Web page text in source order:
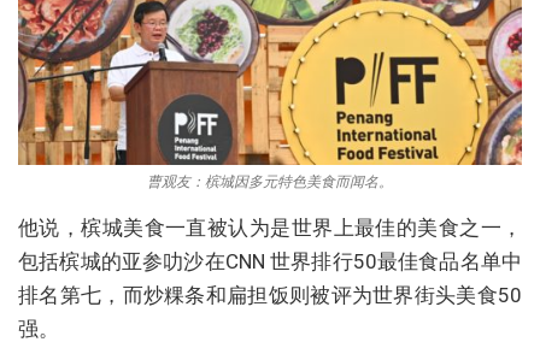
曹观友：槟城因多元特色美食而闻名。
他说，槟城美食一直被认为是世界上最佳的美食之一，
包括槟城的亚参叻沙在CNN 世界排行50最佳食品名单中
排名第七，而炒粿条和扁担饭则被评为世界街头美食50
强。